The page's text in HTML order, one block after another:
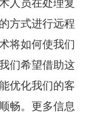
人员在处理复
方式进行远程
将如何使我们
们希望借助这
优化我们的客
畅。更多信息